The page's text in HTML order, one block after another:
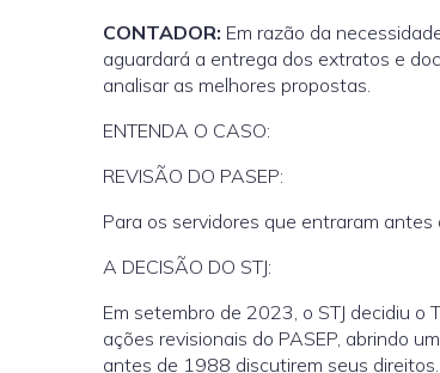
CONTADOR: Em razão da
aguardará a entrega dos extratos e
analisar as melhores propostas.
ENTENDA O CASO:
REVISÃO DO PASEP:
Para os servidores que entraram
A DECISÃO DO STJ:
Em setembro de 2023, o STJ decidiu
ações revisionais do PASEP, abrindo
antes de 1988 discutirem seus